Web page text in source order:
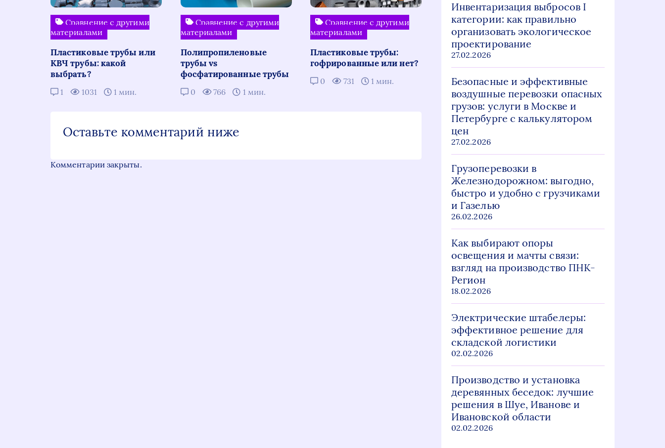
Сравнение с другими
материалами
Пластиковые трубы или
КВЧ трубы: какой
выбрать?
1 1031 1 мин.
Сравнение с другими
материалами
Полипропиленовые
трубы vs
фосфатированные трубы
0 766 1 мин.
Сравнение с другими
материалами
Пластиковые трубы:
гофрированные или нет?
0 731 1 мин.
Оставьте комментарий ниже
Комментарии закрыты.
Инвентаризация выбросов I
категории: как правильно
организовать экологическое
проектирование
27.02.2026
Безопасные и эффективные
воздушные перевозки опасных
грузов: услуги в Москве и
Петербурге с калькулятором
цен
27.02.2026
Грузоперевозки в
Железнодорожном: выгодно,
быстро и удобно с грузчиками
и Газелью
26.02.2026
Как выбирают опоры
освещения и мачты связи:
взгляд на производство ПНК-
Регион
18.02.2026
Электрические штабелеры:
эффективное решение для
складской логистики
02.02.2026
Производство и установка
деревянных беседок: лучшие
решения в Шуе, Иванове и
Ивановской области
02.02.2026